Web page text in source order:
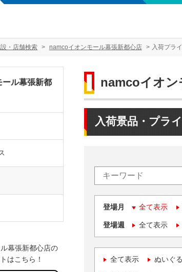
・店舗検索 namcoイオンモール幕張新都心店 入荷プラ
namcoイオン
入荷景品・プラ
登場月 全て表示
登場週 全て表示
全て表示 ぬいぐ
ル幕張新都
幕張新都心店の
はこちら！